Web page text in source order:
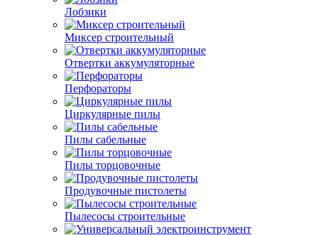
Лобзики
Миксер строительный
Отвертки аккумуляторные
Перфораторы
Циркулярные пилы
Пилы сабельные
Пилы торцовочные
Продувочные пистолеты
Пылесосы строительные